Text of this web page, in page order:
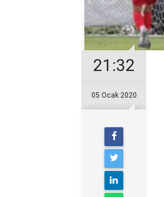
21:32
05 Ocak 2020